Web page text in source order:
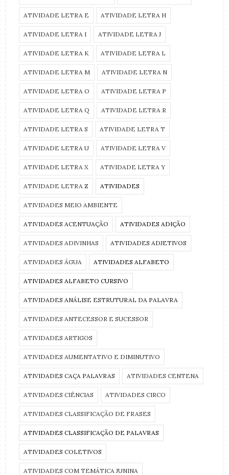
ATIVIDADE LETRA E ATIVIDADE LETRA H
ATIVIDADE LETRA I ATIVIDADE LETRA J
ATIVIDADE LETRA K ATIVIDADE LETRA L
ATIVIDADE LETRA M ATIVIDADE LETRA N
ATIVIDADE LETRA O ATIVIDADE LETRA P
ATIVIDADE LETRA Q ATIVIDADE LETRA R
ATIVIDADE LETRA S ATIVIDADE LETRA T
ATIVIDADE LETRA U ATIVIDADE LETRA V
ATIVIDADE LETRA X ATIVIDADE LETRA Y
ATIVIDADE LETRA Z ATIVIDADES
ATIVIDADES MEIO AMBIENTE
ATIVIDADES ACENTUAÇÃO ATIVIDADES ADIÇÃO
ATIVIDADES ADIVINHAS ATIVIDADES ADJETIVOS
ATIVIDADES ÁGUA ATIVIDADES ALFABETO
ATIVIDADES ALFABETO CURSIVO
ATIVIDADES ANÁLISE ESTRUTURAL DA PALAVRA
ATIVIDADES ANTECESSOR E SUCESSOR
ATIVIDADES ARTIGOS
ATIVIDADES AUMENTATIVO E DIMINUTIVO
ATIVIDADES CAÇA PALAVRAS ATIVIDADES CENTENA
ATIVIDADES CIÊNCIAS ATIVIDADES CIRCO
ATIVIDADES CLASSIFICAÇÃO DE FRASES
ATIVIDADES CLASSIFICAÇÃO DE PALAVRAS
ATIVIDADES COLETIVOS
ATIVIDADES COM TEMÁTICA JUNINA